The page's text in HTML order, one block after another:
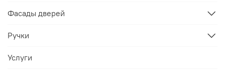
Фасады дверей
Ручки
Услуги